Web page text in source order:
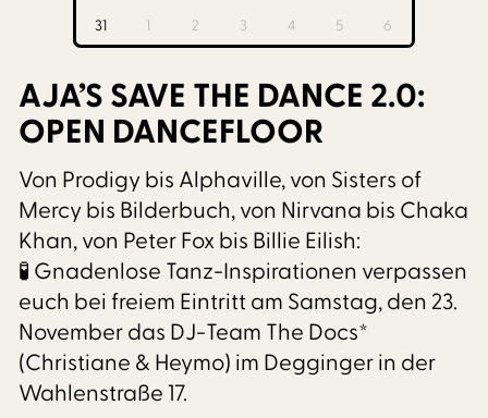
31 1 2 3 4 5 6
AJA’S SAVE THE DANCE 2.0:
OPEN DANCEFLOOR
Von Prodigy bis Alphaville, von Sisters of
Mercy bis Bilderbuch, von Nirvana bis Chaka
Khan, von Peter Fox bis Billie Eilish:
🧪 Gnadenlose Tanz-Inspirationen verpassen
euch bei freiem Eintritt am Samstag, den 23.
November das DJ-Team The Docs*
(Christiane & Heymo) im Degginger in der
Wahlenstraße 17.